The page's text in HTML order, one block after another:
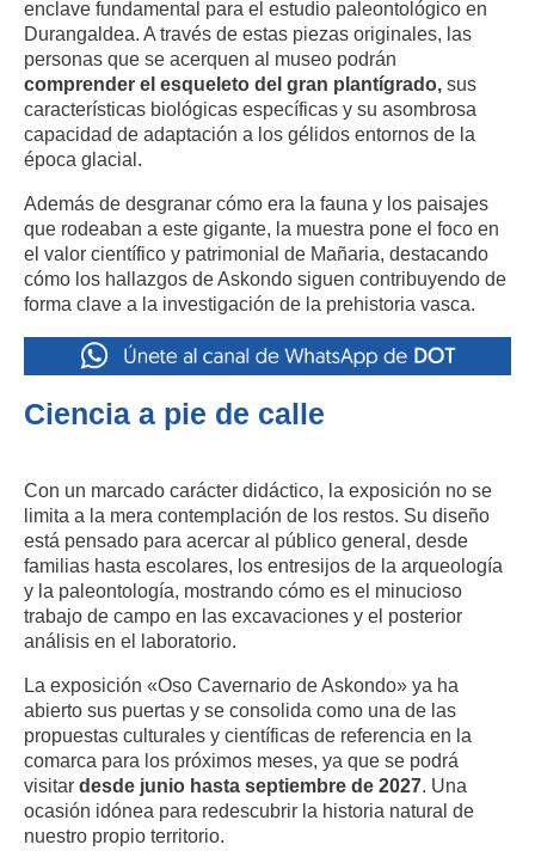
enclave fundamental para el estudio paleontológico en
Durangaldea. A través de estas piezas originales, las
personas que se acerquen al museo podrán
comprender el esqueleto del gran plantígrado, sus
características biológicas específicas y su asombrosa
capacidad de adaptación a los gélidos entornos de la
época glacial.
Además de desgranar cómo era la fauna y los paisajes
que rodeaban a este gigante, la muestra pone el foco en
el valor científico y patrimonial de Mañaria, destacando
cómo los hallazgos de Askondo siguen contribuyendo de
forma clave a la investigación de la prehistoria vasca.
Ciencia a pie de calle
Con un marcado carácter didáctico, la exposición no se
limita a la mera contemplación de los restos. Su diseño
está pensado para acercar al público general, desde
familias hasta escolares, los entresijos de la arqueología
y la paleontología, mostrando cómo es el minucioso
trabajo de campo en las excavaciones y el posterior
análisis en el laboratorio.
La exposición «Oso Cavernario de Askondo» ya ha
abierto sus puertas y se consolida como una de las
propuestas culturales y científicas de referencia en la
comarca para los próximos meses, ya que se podrá
visitar desde junio hasta septiembre de 2027. Una
ocasión idónea para redescubrir la historia natural de
nuestro propio territorio.